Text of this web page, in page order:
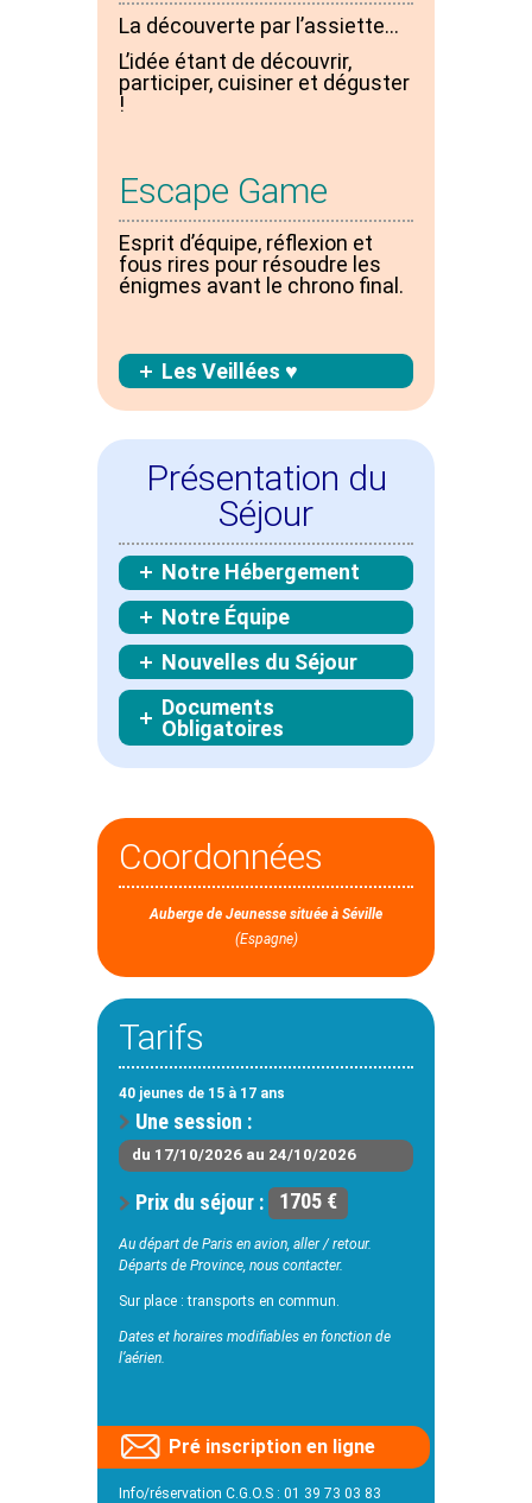
La découverte par l’assiette…
L’idée étant de découvrir,
participer, cuisiner et déguster
!
Escape Game
Esprit d’équipe, réflexion et
fous rires pour résoudre les
énigmes avant le chrono final.
Les Veillées ♥
Présentation du
Séjour
Notre Hébergement
Notre Équipe
Nouvelles du Séjour
Documents
Obligatoires
Coordonnées
Auberge de Jeunesse située à Séville
(Espagne)
Tarifs
40 jeunes de 15 à 17 ans
Une session :
du 17/10/2026 au 24/10/2026
Prix du séjour : 1705 €
Au départ de Paris en avion, aller / retour.
Départs de Province, nous contacter.
Sur place : transports en commun.
Dates et horaires modifiables en fonction de
l’aérien.
Pré inscription en ligne
Info/réservation C.G.O.S : 01 39 73 03 83